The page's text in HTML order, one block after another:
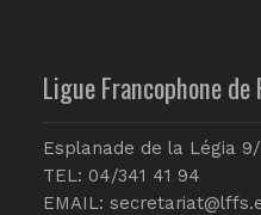
Ligue Francophone
Esplanade de la Légia
TEL: 04/341 41 94
EMAIL: